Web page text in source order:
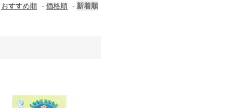
おすすめ順 -価格順 -新着順